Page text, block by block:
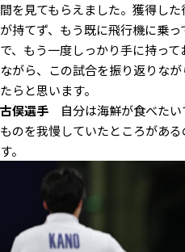
間を見てもらえました。獲得し
が持てず、もう既に飛行機に乗
で、もう一度しっかり手に持っ
ながら、この試合を振り返りな
たらと思います。
古俣選手 自分は海鮮が食べたい
ものを我慢していたところがあ
す。